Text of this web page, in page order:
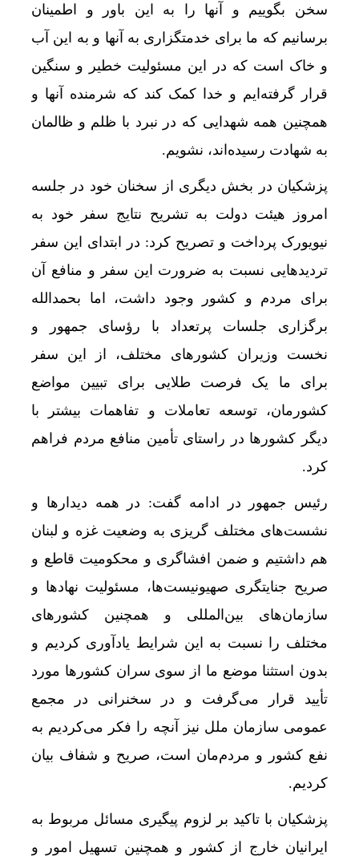
سخن بگوییم و آنها را به این باور و اطمینان
برسانیم که ما برای خدمتگزاری به آنها و به این آب
و خاک است که در این مسئولیت خطیر و سنگین
قرار گرفته‌ایم و خدا کمک کند که شرمنده آنها و
همچنین همه شهدایی که در نبرد با ظلم و ظالمان
به شهادت رسیده‌اند، نشویم.
پزشکیان در بخش دیگری از سخنان خود در جلسه
امروز هیئت دولت به تشریح نتایج سفر خود به
نیویورک پرداخت و تصریح کرد: در ابتدای این سفر
تردیدهایی نسبت به ضرورت این سفر و منافع آن
برای مردم و کشور وجود داشت، اما بحمدالله
برگزاری جلسات پرتعداد با رؤسای جمهور و
نخست وزیران کشورهای مختلف، از این سفر
برای ما یک فرصت طلایی برای تبیین مواضع
کشورمان، توسعه تعاملات و تفاهمات بیشتر با
دیگر کشورها در راستای تأمین منافع مردم فراهم
کرد.
رئیس جمهور در ادامه گفت: در همه دیدارها و
نشست‌های مختلف گریزی به وضعیت غزه و لبنان
هم داشتیم و ضمن افشاگری و محکومیت قاطع و
صریح جنایتگری صهیونیست‌ها، مسئولیت نهادها و
سازمان‌های بین‌المللی و همچنین کشورهای
مختلف را نسبت به این شرایط یادآوری کردیم و
بدون استثنا موضع ما از سوی سران کشورها مورد
تأیید قرار می‌گرفت و در سخنرانی در مجمع
عمومی سازمان ملل نیز آنچه را فکر می‌کردیم به
نفع کشور و مردم‌مان است، صریح و شفاف بیان
کردیم.
پزشکیان با تاکید بر لزوم پیگیری مسائل مربوط به
ایرانیان خارج از کشور و همچنین تسهیل امور و